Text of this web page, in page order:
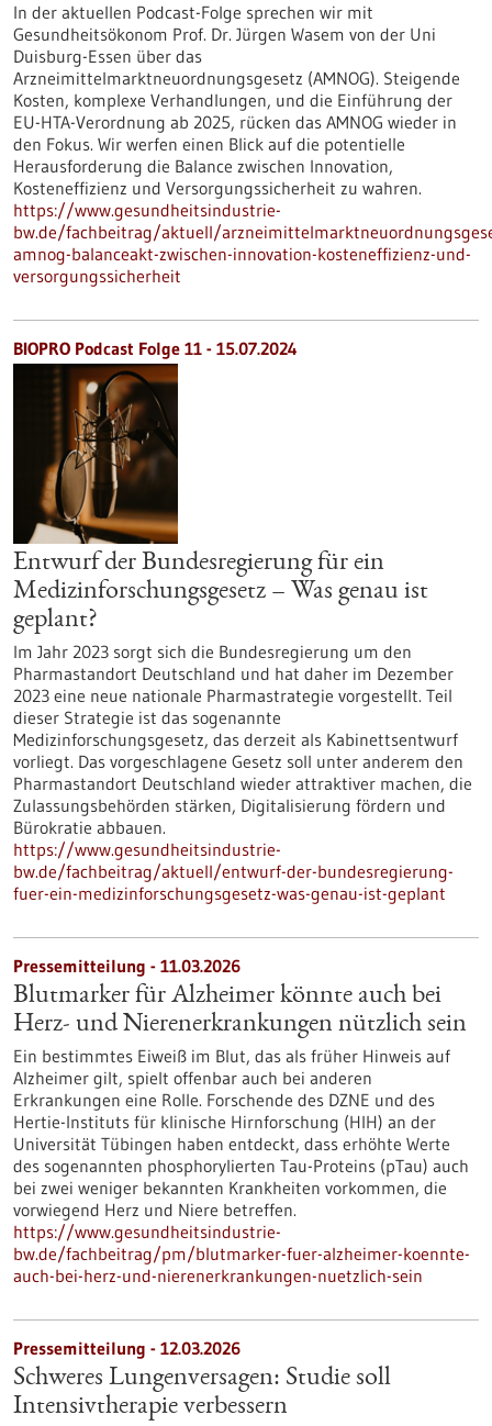
In der aktuellen Podcast-Folge sprechen wir mit
Gesundheitsökonom Prof. Dr. Jürgen Wasem von der Uni
Duisburg-Essen über das
Arzneimittelmarktneuordnungsgesetz (AMNOG). Steigende
Kosten, komplexe Verhandlungen, und die Einführung der
EU-HTA-Verordnung ab 2025, rücken das AMNOG wieder in
den Fokus. Wir werfen einen Blick auf die potentielle
Herausforderung die Balance zwischen Innovation,
Kosteneffizienz und Versorgungssicherheit zu wahren.
https://www.gesundheitsindustrie-
bw.de/fachbeitrag/aktuell/
amnog-balanceakt-zwischen-innovation-kosteneffizienz-und-
versorgungssicherheit
BIOPRO Podcast Folge 11 - 15.07.2024
Entwurf der Bundesregierung für ein
Medizinforschungsgesetz – Was genau ist
geplant?
Im Jahr 2023 sorgt sich die Bundesregierung um den
Pharmastandort Deutschland und hat daher im Dezember
2023 eine neue nationale Pharmastrategie vorgestellt. Teil
dieser Strategie ist das sogenannte
Medizinforschungsgesetz, das derzeit als Kabinettsentwurf
vorliegt. Das vorgeschlagene Gesetz soll unter anderem den
Pharmastandort Deutschland wieder attraktiver machen, die
Zulassungsbehörden stärken, Digitalisierung fördern und
Bürokratie abbauen.
https://www.gesundheitsindustrie-
bw.de/fachbeitrag/aktuell/entwurf-der-bundesregierung-
fuer-ein-medizinforschungsgesetz-was-genau-ist-geplant
Pressemitteilung - 11.03.2026
Blutmarker für Alzheimer könnte auch bei
Herz- und Nierenerkrankungen nützlich sein
Ein bestimmtes Eiweiß im Blut, das als früher Hinweis auf
Alzheimer gilt, spielt offenbar auch bei anderen
Erkrankungen eine Rolle. Forschende des DZNE und des
Hertie-Instituts für klinische Hirnforschung (HIH) an der
Universität Tübingen haben entdeckt, dass erhöhte Werte
des sogenannten phosphorylierten Tau-Proteins (pTau) auch
bei zwei weniger bekannten Krankheiten vorkommen, die
vorwiegend Herz und Niere betreffen.
https://www.gesundheitsindustrie-
bw.de/fachbeitrag/pm/blutmarker-fuer-alzheimer-koennte-
auch-bei-herz-und-nierenerkrankungen-nuetzlich-sein
Pressemitteilung - 12.03.2026
Schweres Lungenversagen: Studie soll
Intensivtherapie verbessern